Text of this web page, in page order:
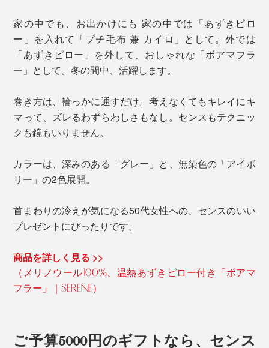
家の中でも、お出かけにも 家の中では「あずきピロ
ー」を入れて「プチ毛布 兼 カイロ」として。外では
「あずきピロー」を外して、おしゃれな「ボアマフラ
ー」として。冬の間中、活躍します。
巻き方は、輪っかに通すだけ。考えなくてもキレイにキ
マって、ズレるわずらわしさもなし。センスもテクニッ
クも鏡もいりません。
カラーは、深みのある「グレー」と、無染色の「アイボ
リー」の2色展開。
首まわりの冷えが気になる50代女性への、センスのいい
プレゼントにぴったりです。
商品を詳しく見る >>
（メリノウール100%、温熱あずきピロー付き「ボアマ
フラー」｜SERENE）
ご予算5000円のギフトなら、センス